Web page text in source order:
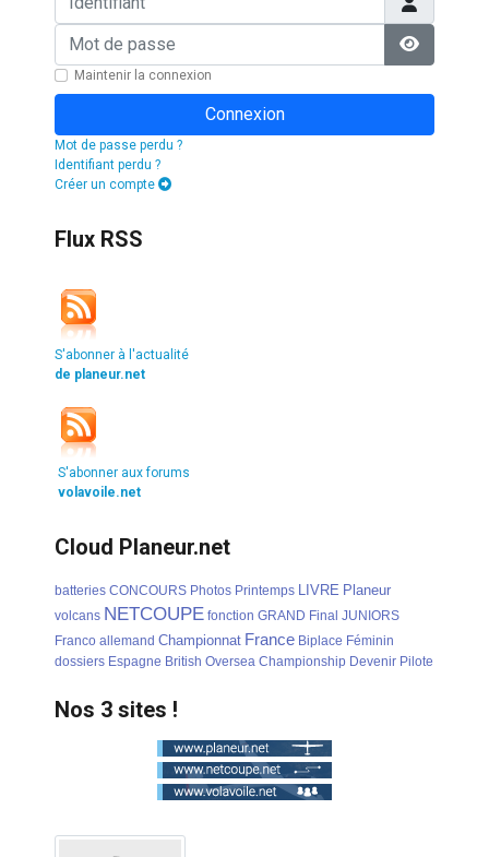
Mot de passe
Afficher
Maintenir la connexion
Connexion
Mot de passe perdu ?
Identifiant perdu ?
Créer un compte
Flux RSS
S'abonner à l'actualité
de planeur.net
S'abonner aux forums
volavoile.net
Cloud Planeur.net
batteries CONCOURS Photos Printemps LIVRE Planeur
volcans NETCOUPE fonction GRAND Final JUNIORS
Franco allemand Championnat France Biplace Féminin
dossiers Espagne British Oversea Championship Devenir Pilote
Nos 3 sites !